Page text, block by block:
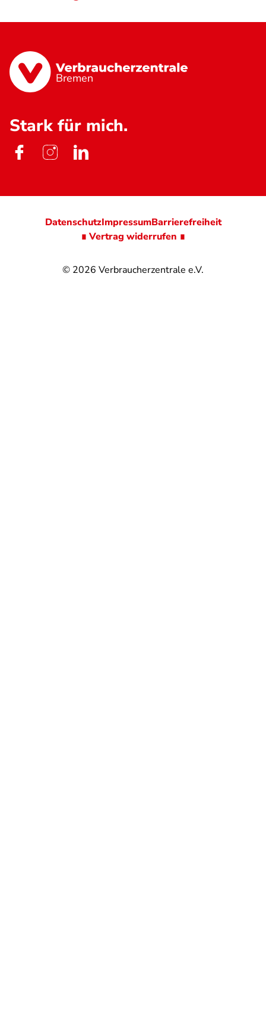
Bremen
Stark für mich.
© 2026 Verbraucherzentrale e.V.
DatenschutzImpressumBarrierefreiheit
∎ Vertrag widerrufen ∎